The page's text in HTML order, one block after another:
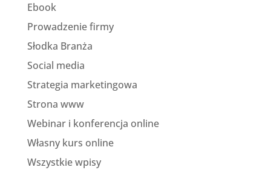
Ebook
Prowadzenie firmy
Słodka Branża
Social media
Strategia marketingowa
Strona www
Webinar i konferencja online
Własny kurs online
Wszystkie wpisy